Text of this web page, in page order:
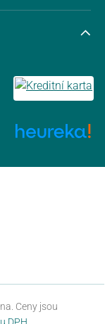
Ceny jsou